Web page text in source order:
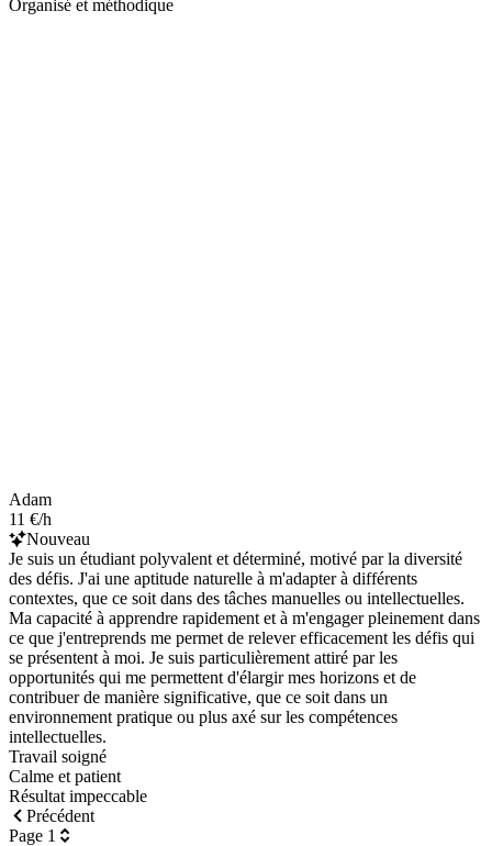
Organisé et méthodique
Adam
11 €/h
Nouveau
Je suis un étudiant polyvalent et déterminé, motivé par la diversité
des défis. J'ai une aptitude naturelle à m'adapter à différents
contextes, que ce soit dans des tâches manuelles ou intellectuelles.
Ma capacité à apprendre rapidement et à m'engager pleinement dans
ce que j'entreprends me permet de relever efficacement les défis qui
se présentent à moi. Je suis particulièrement attiré par les
opportunités qui me permettent d'élargir mes horizons et de
contribuer de manière significative, que ce soit dans un
environnement pratique ou plus axé sur les compétences
intellectuelles.
Travail soigné
Calme et patient
Résultat impeccable
Précédent
Page 1